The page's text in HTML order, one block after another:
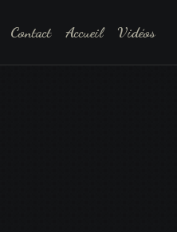
Contact Accueil Vidéos